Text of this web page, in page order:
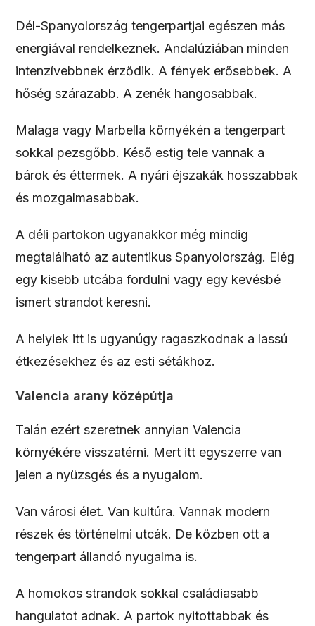
Dél-Spanyolország tengerpartjai egészen más
energiával rendelkeznek. Andalúziában minden
intenzívebbnek érződik. A fények erősebbek. A
hőség szárazabb. A zenék hangosabbak.
Malaga vagy Marbella környékén a tengerpart
sokkal pezsgőbb. Késő estig tele vannak a
bárok és éttermek. A nyári éjszakák hosszabbak
és mozgalmasabbak.
A déli partokon ugyanakkor még mindig
megtalálható az autentikus Spanyolország. Elég
egy kisebb utcába fordulni vagy egy kevésbé
ismert strandot keresni.
A helyiek itt is ugyanúgy ragaszkodnak a lassú
étkezésekhez és az esti sétákhoz.
Valencia arany középútja
Talán ezért szeretnek annyian Valencia
környékére visszatérni. Mert itt egyszerre van
jelen a nyüzsgés és a nyugalom.
Van városi élet. Van kultúra. Vannak modern
részek és történelmi utcák. De közben ott a
tengerpart állandó nyugalma is.
A homokos strandok sokkal családiasabb
hangulatot adnak. A partok nyitottabbak és